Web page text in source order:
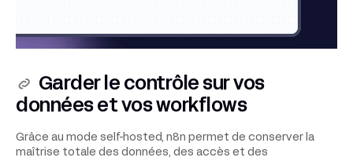
Garder le contrôle sur vos
données et vos workflows
Grâce au mode self-hosted, n8n permet de conserver la
maîtrise totale des données, des accès et des